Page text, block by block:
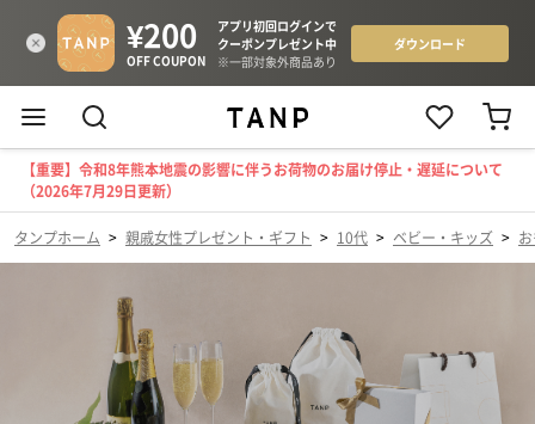
【重要】令和8年熊本地震の影響に伴うお荷物のお届け停止・遅延について
（2026年7月29日更新）
タンプホーム > 親戚女性プレゼント・ギフト > 10代 > ベビー・キッズ >